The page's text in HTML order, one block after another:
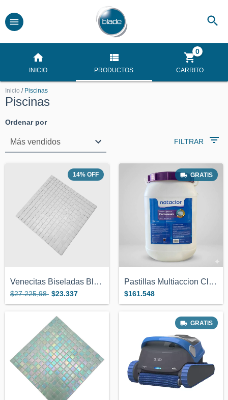
INICIO PRODUCTOS CARRITO
0
Inicio / Piscinas
Piscinas
Ordenar por
FILTRAR
14% OFF
Venecitas Biseladas Blanco 2x2cm Pileta...
$27.225,98 $23.337
GRATIS
Pastillas Multiaccion Cloro Nataclor 25k...
$161.548
GRATIS